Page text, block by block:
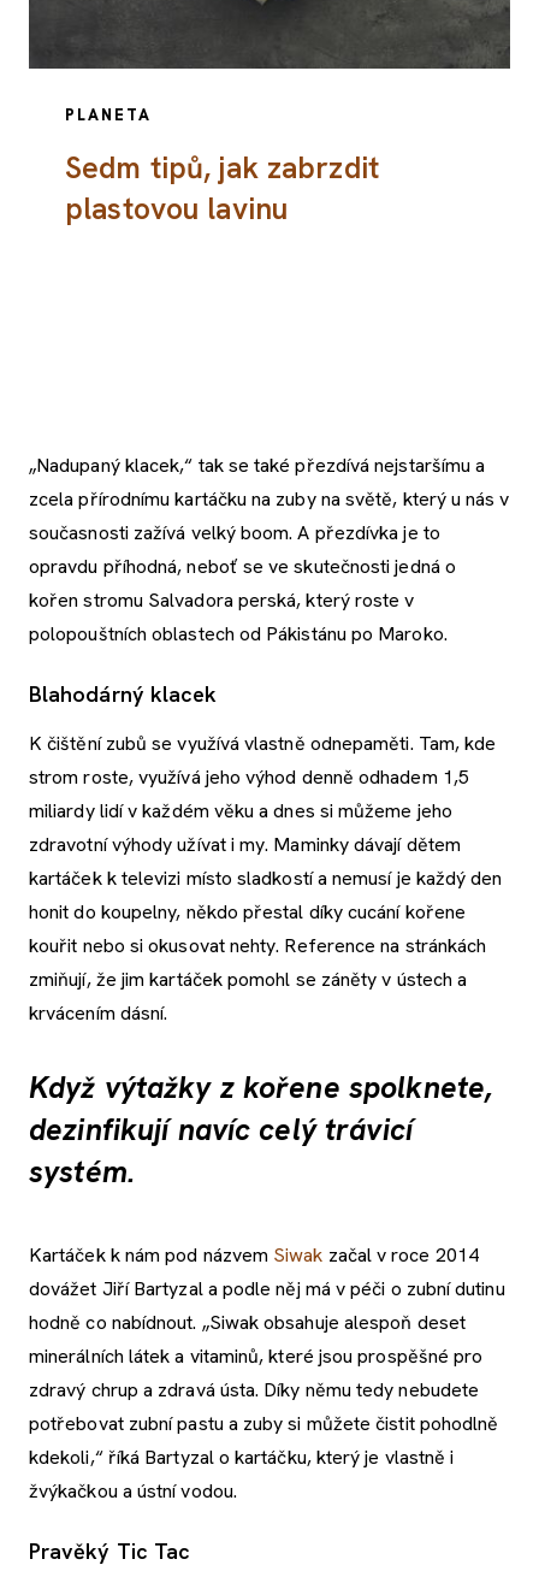
PLANETA
Sedm tipů, jak zabrzdit
plastovou lavinu
„Nadupaný klacek,“ tak se také přezdívá nejstaršímu a
zcela přírodnímu kartáčku na zuby na světě, který u nás v
současnosti zažívá velký boom. A přezdívka je to
opravdu příhodná, neboť se ve skutečnosti jedná o
kořen stromu Salvadora perská, který roste v
polopouštních oblastech od Pákistánu po Maroko.
Blahodárný klacek
K čištění zubů se využívá vlastně odnepaměti. Tam, kde
strom roste, využívá jeho výhod denně odhadem 1,5
miliardy lidí v každém věku a dnes si můžeme jeho
zdravotní výhody užívat i my. Maminky dávají dětem
kartáček k televizi místo sladkostí a nemusí je každý den
honit do koupelny, někdo přestal díky cucání kořene
kouřit nebo si okusovat nehty. Reference na stránkách
zmiňují, že jim kartáček pomohl se záněty v ústech a
krvácením dásní.
Když výtažky z kořene spolknete,
dezinfikují navíc celý trávicí
systém.
Kartáček k nám pod názvem Siwak začal v roce 2014
dovážet Jiří Bartyzal a podle něj má v péči o zubní dutinu
hodně co nabídnout. „Siwak obsahuje alespoň deset
minerálních látek a vitaminů, které jsou prospěšné pro
zdravý chrup a zdravá ústa. Díky němu tedy nebudete
potřebovat zubní pastu a zuby si můžete čistit pohodlně
kdekoli,“ říká Bartyzal o kartáčku, který je vlastně i
žvýkačkou a ústní vodou.
Pravěký Tic Tac